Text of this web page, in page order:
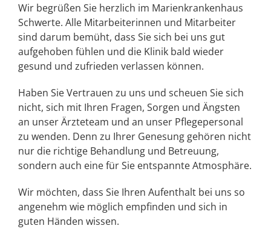
Wir begrüßen Sie herzlich im Marienkrankenhaus
Schwerte. Alle Mitarbeiterinnen und Mitarbeiter
sind darum bemüht, dass Sie sich bei uns gut
aufgehoben fühlen und die Klinik bald wieder
gesund und zufrieden verlassen können.
Haben Sie Vertrauen zu uns und scheuen Sie sich
nicht, sich mit Ihren Fragen, Sorgen und Ängsten
an unser Ärzteteam und an unser Pflegepersonal
zu wenden. Denn zu Ihrer Genesung gehören nicht
nur die richtige Behandlung und Betreuung,
sondern auch eine für Sie entspannte Atmosphäre.
Wir möchten, dass Sie Ihren Aufenthalt bei uns so
angenehm wie möglich empfinden und sich in
guten Händen wissen.